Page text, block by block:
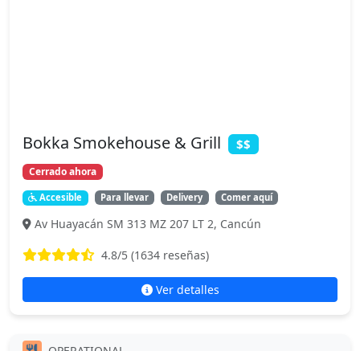
Bokka Smokehouse & Grill $$
Cerrado ahora
Accesible Para llevar Delivery Comer aquí
Av Huayacán SM 313 MZ 207 LT 2, Cancún
4.8/5 (1634 reseñas)
Ver detalles